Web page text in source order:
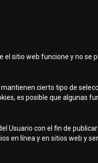
el sitio web funcione y no se
cierto tipo de
es posible que algunas
Usuario con el fin de
en línea y en sitios web y